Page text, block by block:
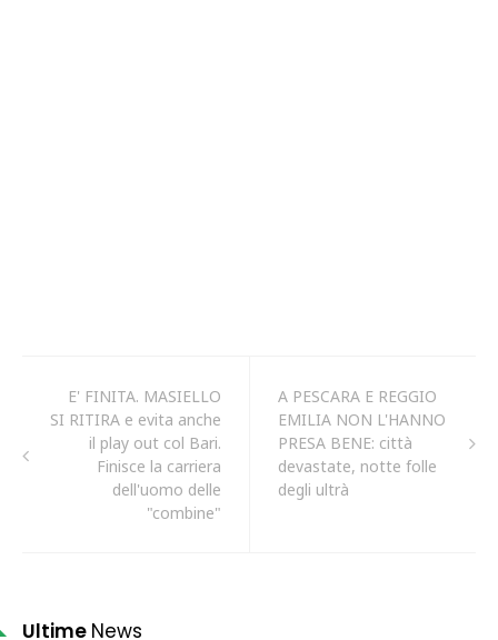
E' FINITA. MASIELLO
SI RITIRA e evita anche
il play out col Bari.
Finisce la carriera
dell'uomo delle
"combine"
A PESCARA E REGGIO
EMILIA NON L'HANNO
PRESA BENE: città
devastate, notte folle
degli ultrà
Ultime News